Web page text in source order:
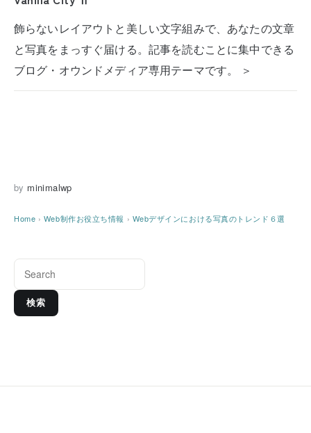
飾らないレイアウトと美しい文字組みで、あなたの文章
と写真をまっすぐ届ける。記事を読むことに集中できる
ブログ・オウンドメディア専用テーマです。 ＞
by minimalwp
Home › Web制作お役立ち情報 › Webデザインにおける写真のトレンド６選
検索